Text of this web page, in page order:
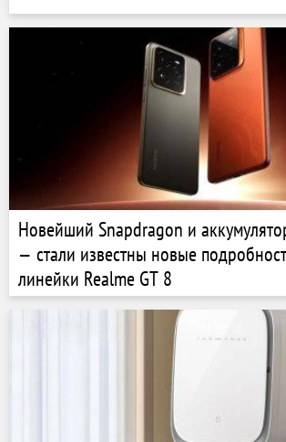
Новейший Snapdragon и
— стали известны новые
линейки Realme GT 8